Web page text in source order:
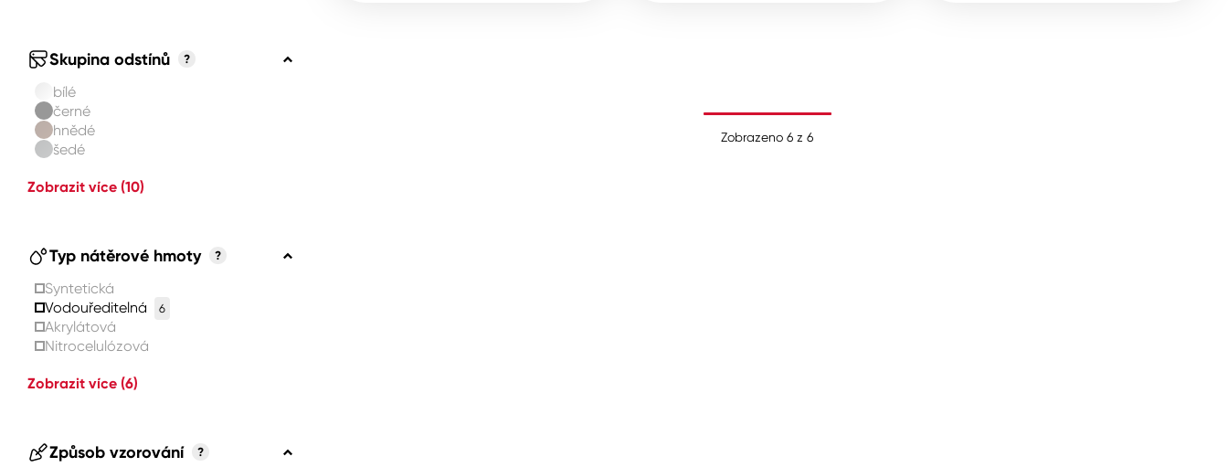
Skupina odstínů ?
bílé
černé
hnědé
šedé
Zobrazit více (10)
Typ nátěrové hmoty ?
Syntetická
Vodouředitelná
6
Akrylátová
Nitrocelulózová
Zobrazit více (6)
Způsob vzorování ?
Zobrazeno 6 z 6